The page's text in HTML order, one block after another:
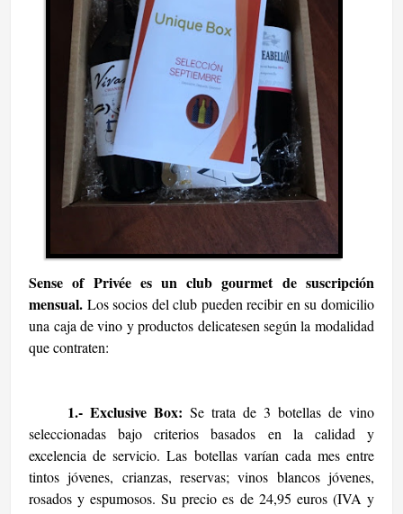
Sense of Privée es un club gourmet de suscripción
mensual. Los socios del club pueden recibir en su domicilio
una caja de vino y productos delicatesen según la modalidad
que contraten:
1.- Exclusive Box: Se trata de 3 botellas de vino
seleccionadas bajo criterios basados en la calidad y
excelencia de servicio. Las botellas varían cada mes entre
tintos jóvenes, crianzas, reservas; vinos blancos jóvenes,
rosados y espumosos. Su precio es de 24,95 euros (IVA y